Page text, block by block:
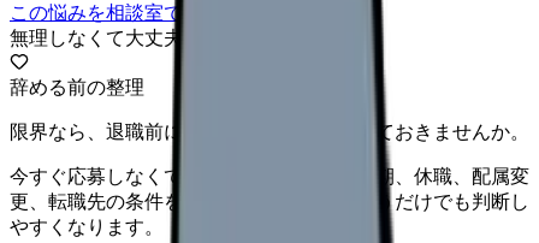
この悩みを相談室で整理する
無理しなくて大丈夫
辞める前の整理
限界なら、退職前に次の逃げ道だけ確保しておきませんか。
今すぐ応募しなくても大丈夫です。退職時期、休職、配属変
更、転職先の条件を第三者に整理してもらうだけでも判断し
やすくなります。